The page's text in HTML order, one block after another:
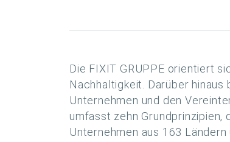
Die FIXIT GRUPPE orientiert
Nachhaltigkeit. Darüber
Unternehmen und den
umfasst zehn
Unternehmen aus 163